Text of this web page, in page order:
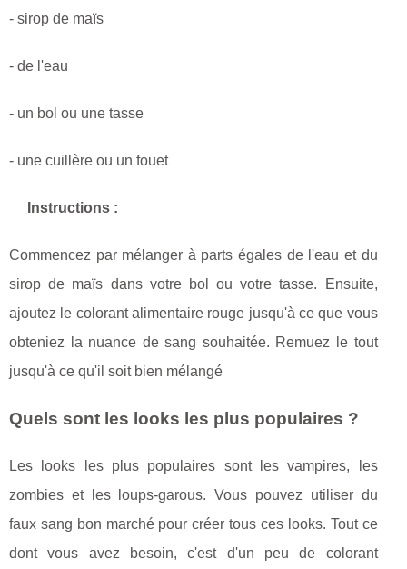
- sirop de maïs
- de l'eau
- un bol ou une tasse
- une cuillère ou un fouet
Instructions :
Commencez par mélanger à parts égales de l'eau et du
sirop de maïs dans votre bol ou votre tasse. Ensuite,
ajoutez le colorant alimentaire rouge jusqu'à ce que vous
obteniez la nuance de sang souhaitée. Remuez le tout
jusqu'à ce qu'il soit bien mélangé
Quels sont les looks les plus populaires ?
Les looks les plus populaires sont les vampires, les
zombies et les loups-garous. Vous pouvez utiliser du
faux sang bon marché pour créer tous ces looks. Tout ce
dont vous avez besoin, c'est d'un peu de colorant